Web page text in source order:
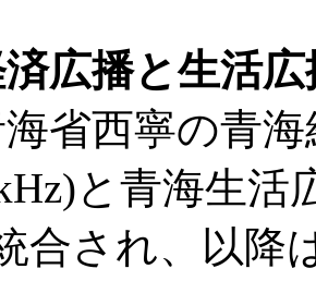
広播と生活広
省西寧の青海
と青海生活
合され、以降